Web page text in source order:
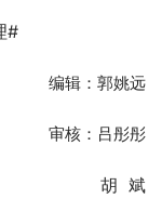
审核：吕彤彤
胡  斌
：0371-6198 1688